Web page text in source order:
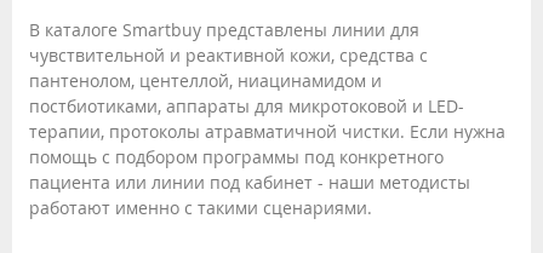
В каталоге Smartbuy представлены линии для
чувствительной и реактивной кожи, средства с
пантенолом, центеллой, ниацинамидом и
постбиотиками, аппараты для микротоковой и LED-
терапии, протоколы атравматичной чистки. Если нужна
помощь с подбором программы под конкретного
пациента или линии под кабинет - наши методисты
работают именно с такими сценариями.